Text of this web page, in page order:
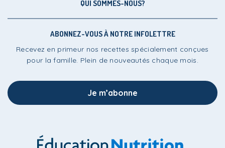
QUI SOMMES-NOUS?
ABONNEZ-VOUS À NOTRE INFOLETTRE
Recevez en primeur nos recettes spécialement conçues
pour la famille. Plein de nouveautés chaque mois.
Je m’abonne